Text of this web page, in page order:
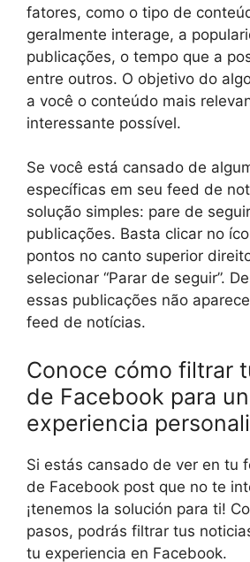
fatores, como o tipo de
geralmente interage, a
publicações, o tempo que a
entre outros. O objetivo do
a você o conteúdo mais
interessante possível.
Se você está cansado de
específicas em seu feed de
solução simples: pare de
publicações. Basta clicar no
pontos no canto superior
selecionar “Parar de seguir”.
essas publicações não
feed de notícias.
Conoce cómo filtrar
de Facebook para
experiencia
Si estás cansado de ver en tu
de Facebook post que no te
¡tenemos la solución para ti!
pasos, podrás filtrar tus
tu experiencia en Facebook.